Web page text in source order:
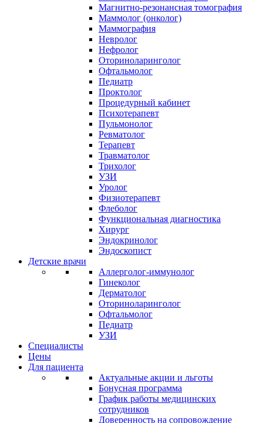
Магнитно-резонансная томография
Маммолог (онколог)
Маммография
Невролог
Нефролог
Оториноларинголог
Офтальмолог
Педиатр
Проктолог
Процедурный кабинет
Психотерапевт
Пульмонолог
Ревматолог
Терапевт
Травматолог
Трихолог
УЗИ
Уролог
Физиотерапевт
Флеболог
Функциональная диагностика
Хирург
Эндокринолог
Эндоскопист
Детские врачи
Аллерголог-иммунолог
Гинеколог
Дерматолог
Оториноларинголог
Офтальмолог
Педиатр
УЗИ
Специалисты
Цены
Для пациента
Актуальные акции и льготы
Бонусная программа
График работы медицинских
сотрудников
Доверенность на сопровождение